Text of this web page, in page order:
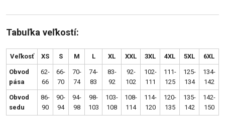
Tabuľka veľkostí:
Veľkosť XS S M L XL XXL 3XL 4XL 5XL 6XL
Obvod
pása
62-
66
66-
70
70-
74
74-
83
83-
92
92-
102
102-
111
111-
125
125-
134
134-
142
Obvod
sedu
86-
90
90-
94
94-
98
98-
103
103-
108
108-
114
114-
120
120-
135
135-
142
142-
150